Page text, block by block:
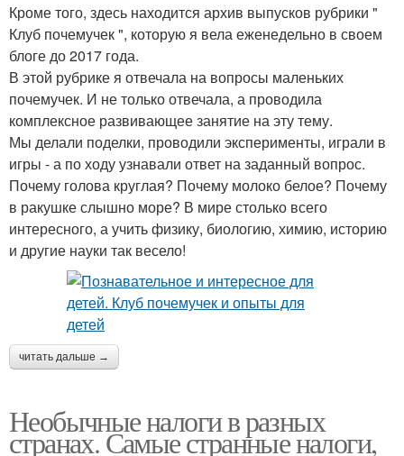
Кроме того, здесь находится архив выпусков рубрики "
Клуб почемучек ", которую я вела еженедельно в своем
блоге до 2017 года.
В этой рубрике я отвечала на вопросы маленьких
почемучек. И не только отвечала, а проводила
комплексное развивающее занятие на эту тему.
Мы делали поделки, проводили эксперименты, играли в
игры - а по ходу узнавали ответ на заданный вопрос.
Почему голова круглая? Почему молоко белое? Почему
в ракушке слышно море? В мире столько всего
интересного, а учить физику, биологию, химию, историю
и другие науки так весело!
читать дальше →
Необычные налоги в разных
странах. Самые странные налоги,